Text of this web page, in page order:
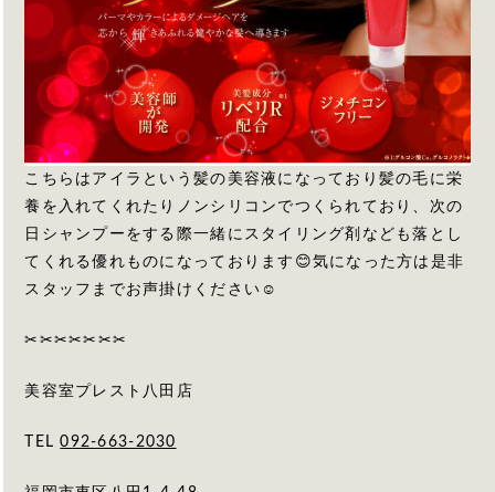
こちらはアイラという髪の美容液になっており髪の毛に栄
養を入れてくれたりノンシリコンでつくられており、次の
日シャンプーをする際一緒にスタイリング剤なども落とし
てくれる優れものになっております😊気になった方は是非
スタッフまでお声掛けください☺️
✂︎✂︎✂︎✂︎✂︎✂︎✂︎
美容室プレスト八田店
TEL092-663-2030